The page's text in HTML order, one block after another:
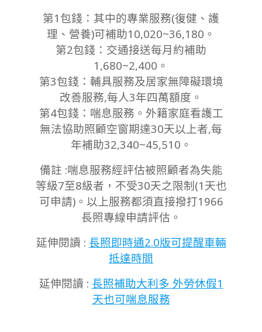
第1包錢：其中的專業服務(復健、護
理、營養)可補助10,020~36,180。
第2包錢：交通接送每月約補助
1,680~2,400。
第3包錢：輔具服務及居家無障礙環境
改善服務,每人3年四萬額度。
第4包錢：喘息服務。外籍家庭看護工
無法協助照顧空窗期達30天以上者,每
年補助32,340~45,510。
備註 :喘息服務經評估被照顧者為失能
等級7至8級者，不受30天之限制(1天也
可申請)。以上服務都須直接撥打1966
長照專線申請評估。
延伸閱讀 : 長照即時通2.0版可提醒車輛
抵達時間
延伸閱讀 : 長照補助大利多 外勞休假1
天也可喘息服務